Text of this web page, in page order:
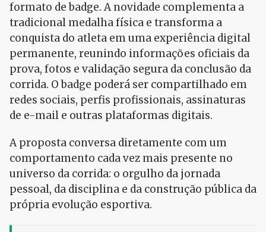
formato de badge. A novidade complementa a
tradicional medalha física e transforma a
conquista do atleta em uma experiência digital
permanente, reunindo informações oficiais da
prova, fotos e validação segura da conclusão da
corrida. O badge poderá ser compartilhado em
redes sociais, perfis profissionais, assinaturas
de e-mail e outras plataformas digitais.
A proposta conversa diretamente com um
comportamento cada vez mais presente no
universo da corrida: o orgulho da jornada
pessoal, da disciplina e da construção pública da
própria evolução esportiva.